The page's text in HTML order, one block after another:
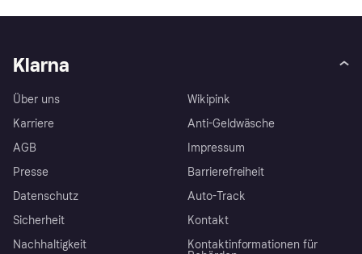
Klarna
Über uns
Karriere
AGB
Presse
Datenschutz
Sicherheit
Nachhaltigkeit
Wikipink
Anti-Geldwäsche
Impressum
Barrierefreiheit
Auto-Track
Kontakt
Kontaktinformationen für